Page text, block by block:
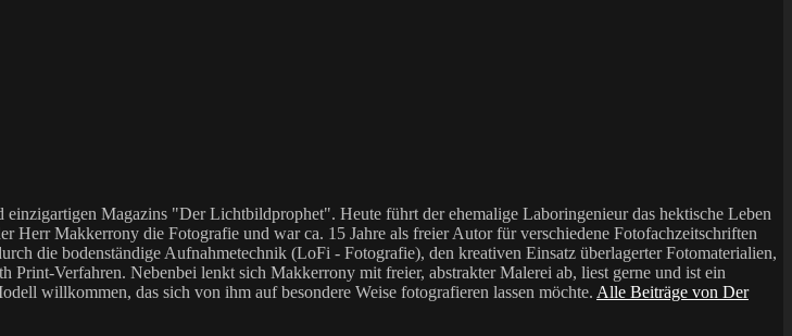
Magazins "Der Lichtbildprophet". Heute führt der ehemalige Laboringenieur das hektische Leben
Herr Makkerrony die Fotografie und war ca. 15 Jahre als freier Autor für verschiedene Fotofachzeitschriften
die bodenständige Aufnahmetechnik (LoFi - Fotografie), den kreativen Einsatz überlagerter Fotomaterialien,
Verfahren. Nebenbei lenkt sich Makkerrony mit freier, abstrakter Malerei ab, liest gerne und ist ein
willkommen, das sich von ihm auf besondere Weise fotografieren lassen möchte. Alle Beiträge von Der